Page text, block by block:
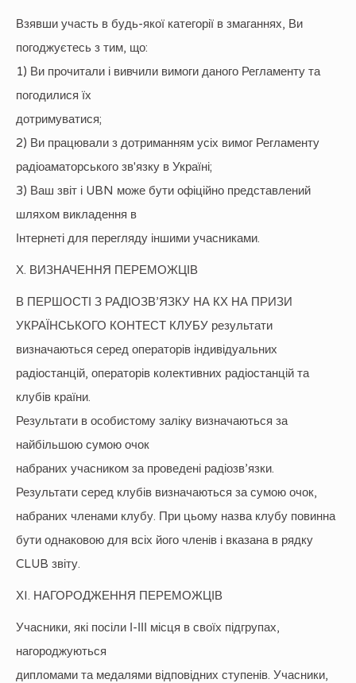
Взявши участь в будь-якої категорії в змаганнях, Ви
погоджуєтесь з тим, що:
1) Ви прочитали і вивчили вимоги даного Регламенту та
погодилися їх
дотримуватися;
2) Ви працювали з дотриманням усіх вимог Регламенту
радіоаматорського зв'язку в Україні;
3) Ваш звіт і UBN може бути офіційно представлений
шляхом викладення в
Інтернеті для перегляду іншими учасниками.
Х. ВИЗНАЧЕННЯ ПЕРЕМОЖЦІВ
В ПЕРШОСТІ З РАДІОЗВ’ЯЗКУ НА КХ НА ПРИЗИ
УКРАЇНСЬКОГО КОНТЕСТ КЛУБУ результати
визначаються серед операторів індивідуальних
радіостанцій, операторів колективних радіостанцій та
клубів країни.
Результати в особистому заліку визначаються за
найбільшою сумою очок
набраних учасником за проведені радіозв’язки.
Результати серед клубів визначаються за сумою очок,
набраних членами клубу. При цьому назва клубу повинна
бути однаковою для всіх його членів і вказана в рядку
CLUB звіту.
ХI. НАГОРОДЖЕННЯ ПЕРЕМОЖЦІВ
Учасники, які посіли І-ІІІ місця в своїх підгрупах,
нагороджуються
дипломами та медалями відповідних ступенів. Учасники,